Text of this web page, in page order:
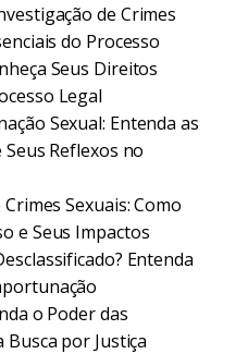
de Crimes
do Processo
Seus Direitos
Legal
Sexual: Entenda as
Reflexos no
Sexuais: Como
e Seus Impactos
Entenda
o Poder das
Busca por Justiça